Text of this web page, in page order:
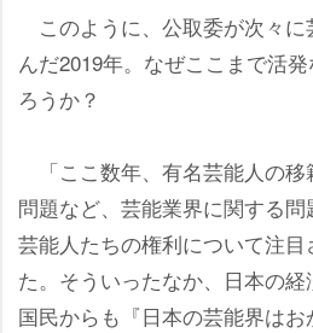
このように、公取委が次々に
んだ2019年。なぜここまで活
ろうか？
「ここ数年、有名芸能人の移
問題など、芸能業界に関する
芸能人たちの権利について注
た。そういったなか、日本の
国民からも『日本の芸能界は